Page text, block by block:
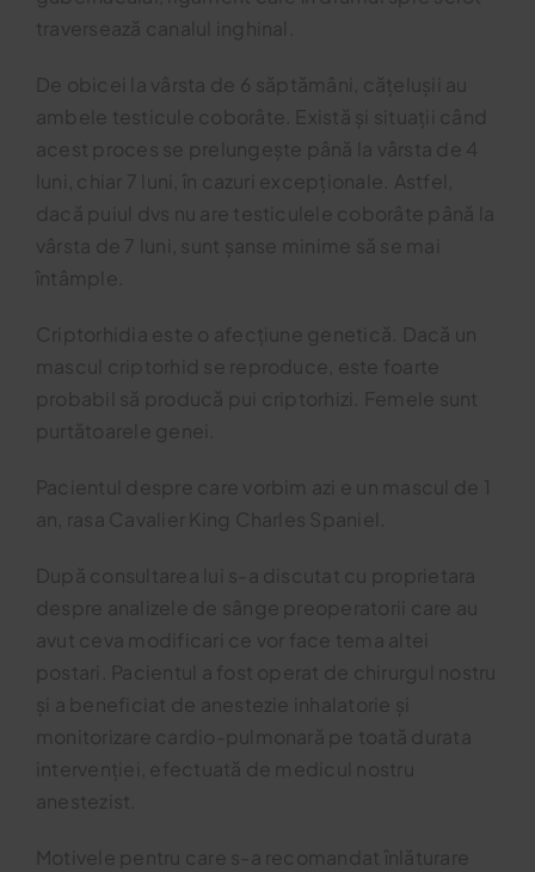
traversează canalul inghinal.
De obicei la vârsta de 6 săptămâni, cățelușii au
ambele testicule coborâte. Există și situații când
acest proces se prelungește până la vârsta de 4
luni, chiar 7 luni, în cazuri excepționale. Astfel,
dacă puiul dvs nu are testiculele coborâte până la
vârsta de 7 luni, sunt șanse minime să se mai
întâmple.
Criptorhidia este o afecțiune genetică. Dacă un
mascul criptorhid se reproduce, este foarte
probabil să producă pui criptorhizi. Femele sunt
purtătoarele genei.
Pacientul despre care vorbim azi e un mascul de 1
an, rasa Cavalier King Charles Spaniel.
După consultarea lui s-a discutat cu proprietara
despre analizele de sânge preoperatorii care au
avut ceva modificari ce vor face tema altei
postari. Pacientul a fost operat de chirurgul nostru
și a beneficiat de anestezie inhalatorie și
monitorizare cardio-pulmonară pe toată durata
intervenției, efectuată de medicul nostru
anestezist.
Motivele pentru care s-a recomandat înlăturare